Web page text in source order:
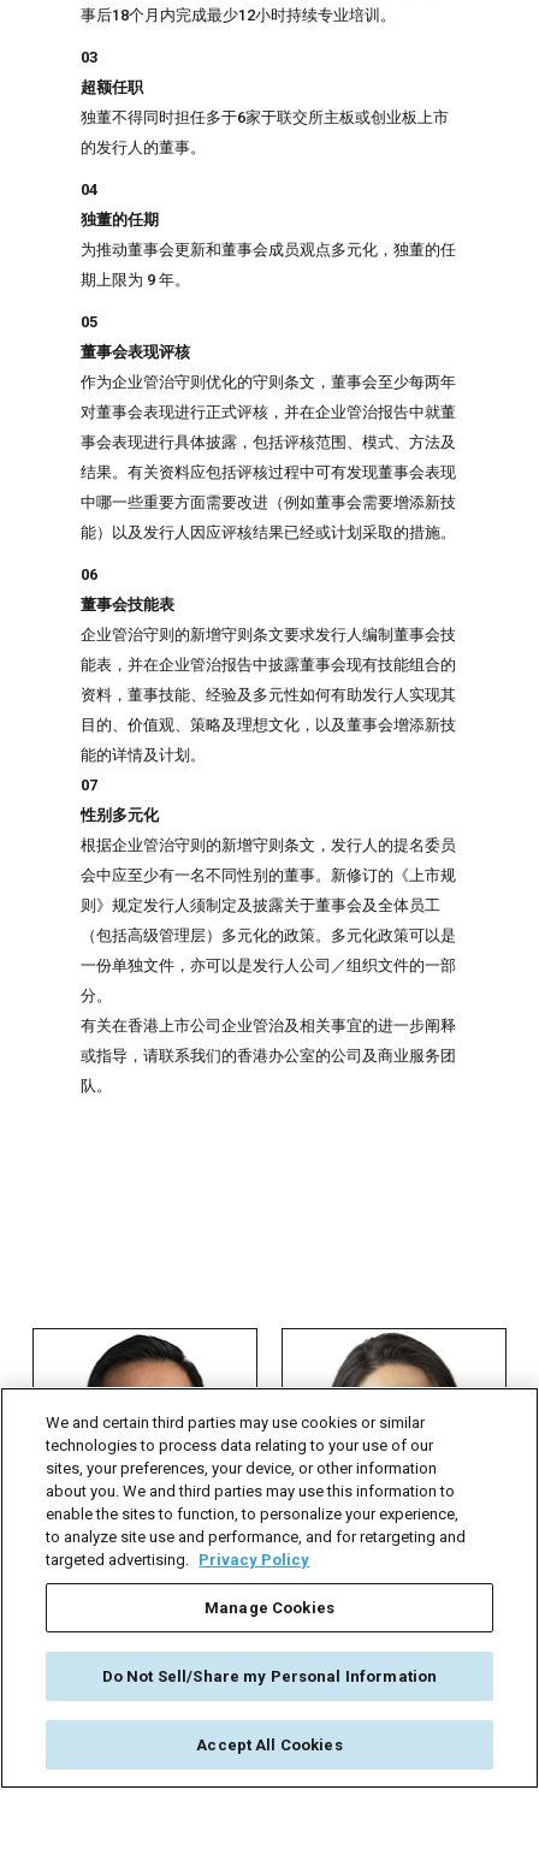
事后18个月内完成最少12小时持续专业培训。
03
超额任职
独董不得同时担任多于6家于联交所主板或创业板上市
的发行人的董事。
04
独董的任期
为推动董事会更新和董事会成员观点多元化，独董的任
期上限为 9 年。
05
董事会表现评核
作为企业管治守则优化的守则条文，董事会至少每两年
对董事会表现进行正式评核，并在企业管治报告中就董
事会表现进行具体披露，包括评核范围、模式、方法及
结果。有关资料应包括评核过程中可有发现董事会表现
中哪一些重要方面需要改进（例如董事会需要增添新技
能）以及发行人因应评核结果已经或计划采取的措施。
06
董事会技能表
企业管治守则的新增守则条文要求发行人编制董事会技
能表，并在企业管治报告中披露董事会现有技能组合的
资料，董事技能、经验及多元性如何有助发行人实现其
目的、价值观、策略及理想文化，以及董事会增添新技
能的详情及计划。
07
性别多元化
根据企业管治守则的新增守则条文，发行人的提名委员
会中应至少有一名不同性别的董事。新修订的《上市规
则》规定发行人须制定及披露关于董事会及全体员工
（包括高级管理层）多元化的政策。多元化政策可以是
一份单独文件，亦可以是发行人公司／组织文件的一部
分。
有关在香港上市公司企业管治及相关事宜的进一步阐释
或指导，请联系我们的香港办公室的公司及商业服务团
队。
香港
(852) 2105-0273
full biography >
Simon Chan 陈文耀
人
香港
(852) 2105-0230
full biography >
主管
© 2026 Dorsey & Whitney LLP
DORSEY EN
律师广告 联系我们 使用条款 数据隐私
We and certain third parties may use cookies or similar
technologies to process data relating to your use of our
sites, your preferences, your device, or other information
about you. We and third parties may use this information to
enable the sites to function, to personalize your experience,
to analyze site use and performance, and for retargeting and
targeted advertising. Privacy Policy
Manage Cookies
Do Not Sell/Share my Personal Information
Accept All Cookies